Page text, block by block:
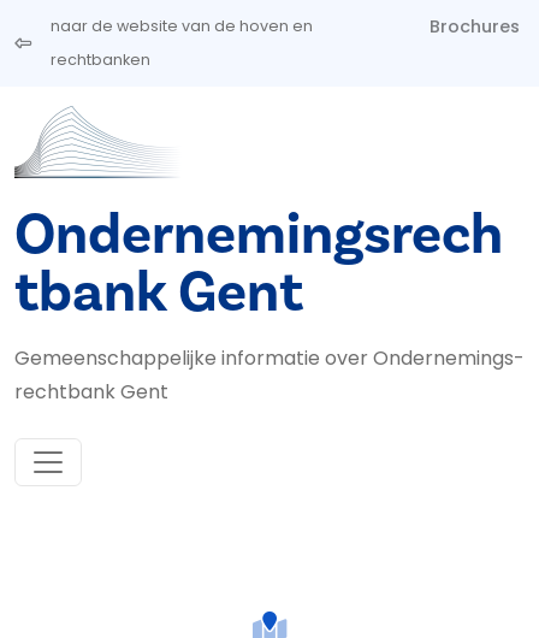
Overslaan en naar de inhoud gaan
naar de website van de hoven en
rechtbanken
Brochures
Ondernemingsrech
tbank Gent
Gemeenschappelijke informatie over Ondernemings­
rechtbank Gent